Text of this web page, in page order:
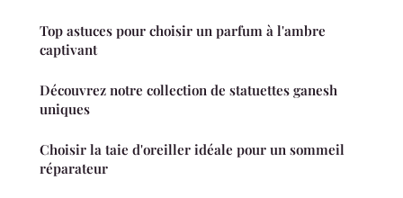
Top astuces pour choisir un parfum à l'ambre
captivant
Découvrez notre collection de statuettes ganesh
uniques
Choisir la taie d'oreiller idéale pour un sommeil
réparateur